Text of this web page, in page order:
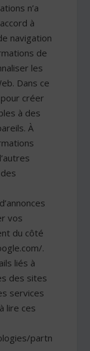
n’a
à
navigation
de
les
Dans ce
créer
à des
À
vos
du côté
.
liés à
des sites
services
lire ces
partn